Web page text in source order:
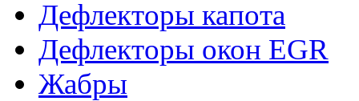
Дефлекторы капота
Дефлекторы окон EGR
Жабры